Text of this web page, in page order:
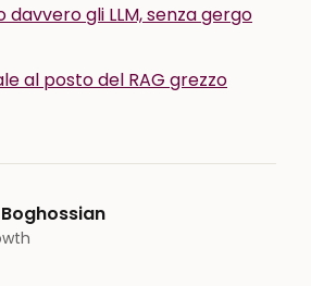
gli LLM, senza gergo
al posto del RAG grezzo